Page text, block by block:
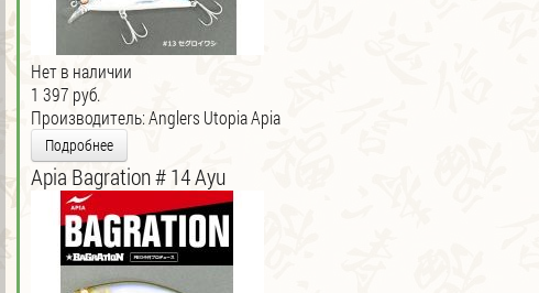
Нет в наличии
1 397 руб.
Производитель:Anglers Utopia Apia
Подробнее
Apia Bagration # 14 Ayu